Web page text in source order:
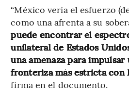
“México vería el esfuerzo
como una afrenta a su
puede encontrar el
unilateral de Estados
una amenaza para impulsar
fronteriza más estricta con
firma en el documento.